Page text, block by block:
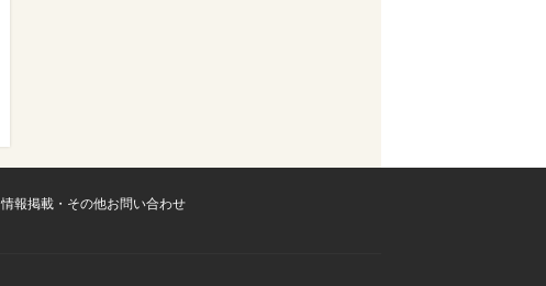
報掲載・その他お問い合わせ